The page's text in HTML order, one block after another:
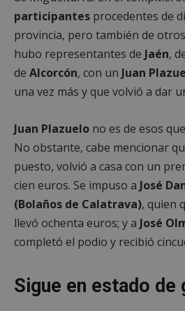
participantes procedentes de
provincia, pero también de
hubo representantes de Jaén,
de Alcorcón, con un Juan
una vez más y que volvió a dar
Juan Plazuelo no es de esos
No obstante, cabe mencionar
puesto, volvió a casa con un
cien euros. Se impuso a José
(Bolaños de Calatrava), quien
llevó ochenta euros; y a José
completó el podio y recibió
Sigue en estado de